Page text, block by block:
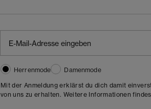
Herrenmode
Damenmode
Mit der Anmeldung erklärst du dich damit
von uns zu erhalten. Weitere Informationen